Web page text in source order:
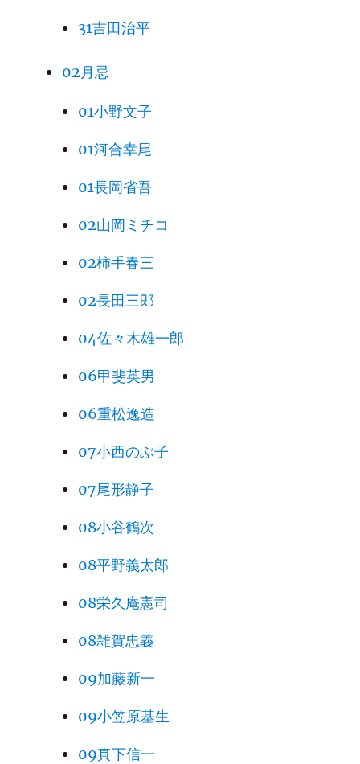
31吉田治平
02月忌
01小野文子
01河合幸尾
01長岡省吾
02山岡ミチコ
02柿手春三
02長田三郎
04佐々木雄一郎
06甲斐英男
06重松逸造
07小西のぶ子
07尾形静子
08小谷鶴次
08平野義太郎
08栄久庵憲司
08雑賀忠義
09加藤新一
09小笠原基生
09真下信一